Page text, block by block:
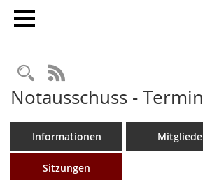
Toggle navigation
Rechercheauswahl
RSS-Feed
Notausschuss -
Informationen
Sitzungen